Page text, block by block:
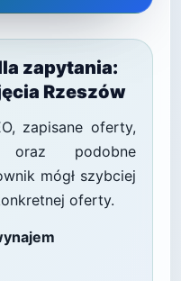
zapytania:
Rzeszów
zapisane oferty,
podobne
mógł szybciej
oferty.